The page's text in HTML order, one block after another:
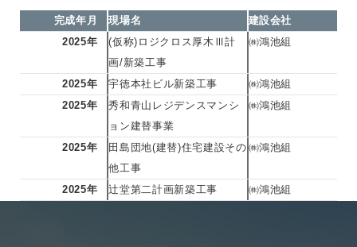
完成年月 現場名
建設会社
2025年
(仮称)ロジクロス厚木Ⅲ計
画/新築工事
㈱鴻池組
2025年 宇徳本社ビル新築工事
㈱鴻池組
2025年
秀和青山レジデンスマンシ
ョン建替事業
㈱鴻池組
2025年
田島団地(建替)住宅建設その
他工事
㈱鴻池組
2025年 辻堂第二計画新築工事 ㈱鴻池組